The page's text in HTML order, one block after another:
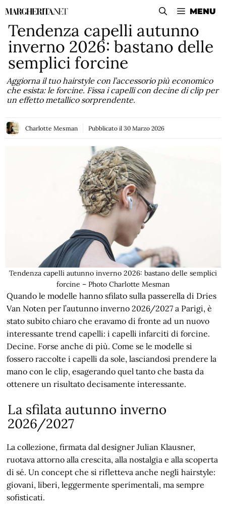
Vai
contenuto
MENU
Tendenza capelli autunno
inverno 2026: bastano delle
semplici forcine
Aggiorna il tuo hairstyle con l’accessorio più economico
che esista: le forcine. Fissa i capelli con decine di clip per
un effetto metallico sorprendente.
Charlotte Mesman Pubblicato il 30 Marzo 2026
Tendenza capelli autunno inverno 2026: bastano delle semplici
forcine – Photo Charlotte Mesman
Quando le modelle hanno sfilato sulla passerella di Dries
Van Noten per l’autunno inverno 2026/2027 a Parigi, è
stato subito chiaro che eravamo di fronte ad un nuovo
interessante trend capelli: i capelli infarciti di forcine.
Decine. Forse anche di più. Come se le modelle si
fossero raccolte i capelli da sole, lasciandosi prendere la
mano con le clip, esagerando quel tanto che basta da
ottenere un risultato decisamente interessante.
La sfilata autunno inverno
2026/2027
La collezione, firmata dal designer Julian Klausner,
ruotava attorno alla crescita, alla nostalgia e alla scoperta
di sé. Un concept che si rifletteva anche negli hairstyle:
giovani, liberi, leggermente sperimentali, ma sempre
sofisticati.